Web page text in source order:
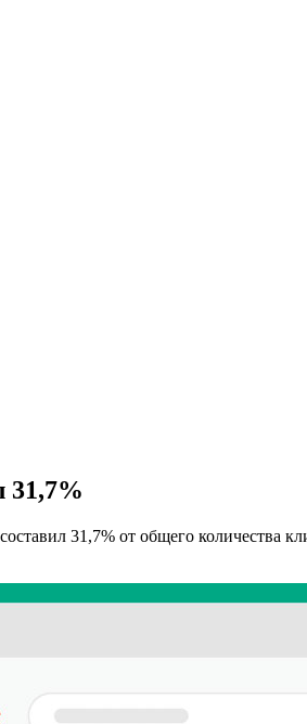
31,7%
31,7% от общего количества